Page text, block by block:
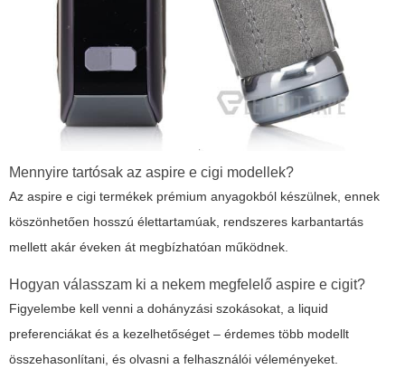
Mennyire tartósak az aspire e cigi modellek?
Az aspire e cigi termékek prémium anyagokból készülnek, ennek
köszönhetően hosszú élettartamúak, rendszeres karbantartás
mellett akár éveken át megbízhatóan működnek.
Hogyan válasszam ki a nekem megfelelő aspire e cigit?
Figyelembe kell venni a dohányzási szokásokat, a liquid
preferenciákat és a kezelhetőséget – érdemes több modellt
összehasonlítani, és olvasni a felhasználói véleményeket.